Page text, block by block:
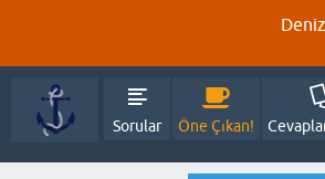
Sorular Öne Çıkan!